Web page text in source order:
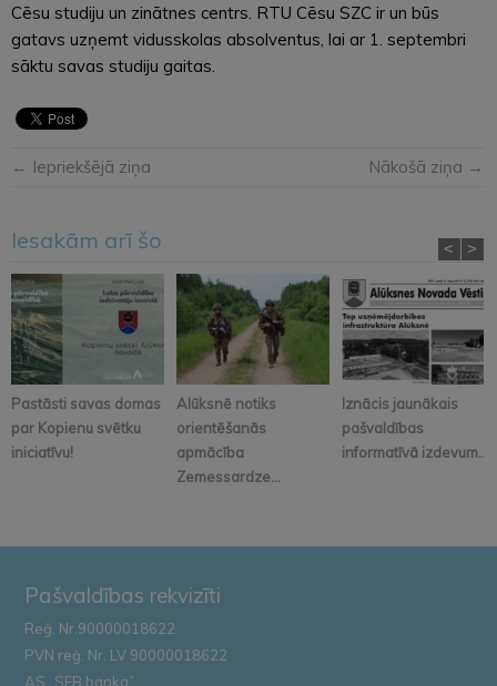
Cēsu studiju un zinātnes centrs. RTU Cēsu SZC ir un būs
gatavs uzņemt vidusskolas absolventus, lai ar 1. septembri
sāktu savas studiju gaitas.
← Iepriekšējā ziņa Nākošā ziņa →
Iesakām arī šo
Pastāsti savas domas
par Kopienu svētku
iniciatīvu!
Alūksnē notiks
orientēšanās
apmācība
Zemessardze...
Iznācis jaunākais
pašvaldības
informatīvā izdevum...
< >
Pašvaldības rekvizīti
Reģ. Nr.90000018622
PVN reģ. Nr. LV 90000018622
AS „SEB banka”